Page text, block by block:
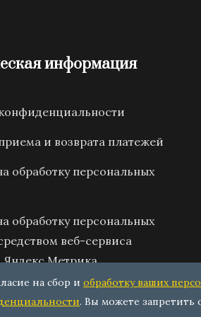
информация
и возврата платежей
обработку персональных
обработку персональных
веб-сервиса
Яндекс Метрика
на сбор и обработку ваших
. Вы можете запретить